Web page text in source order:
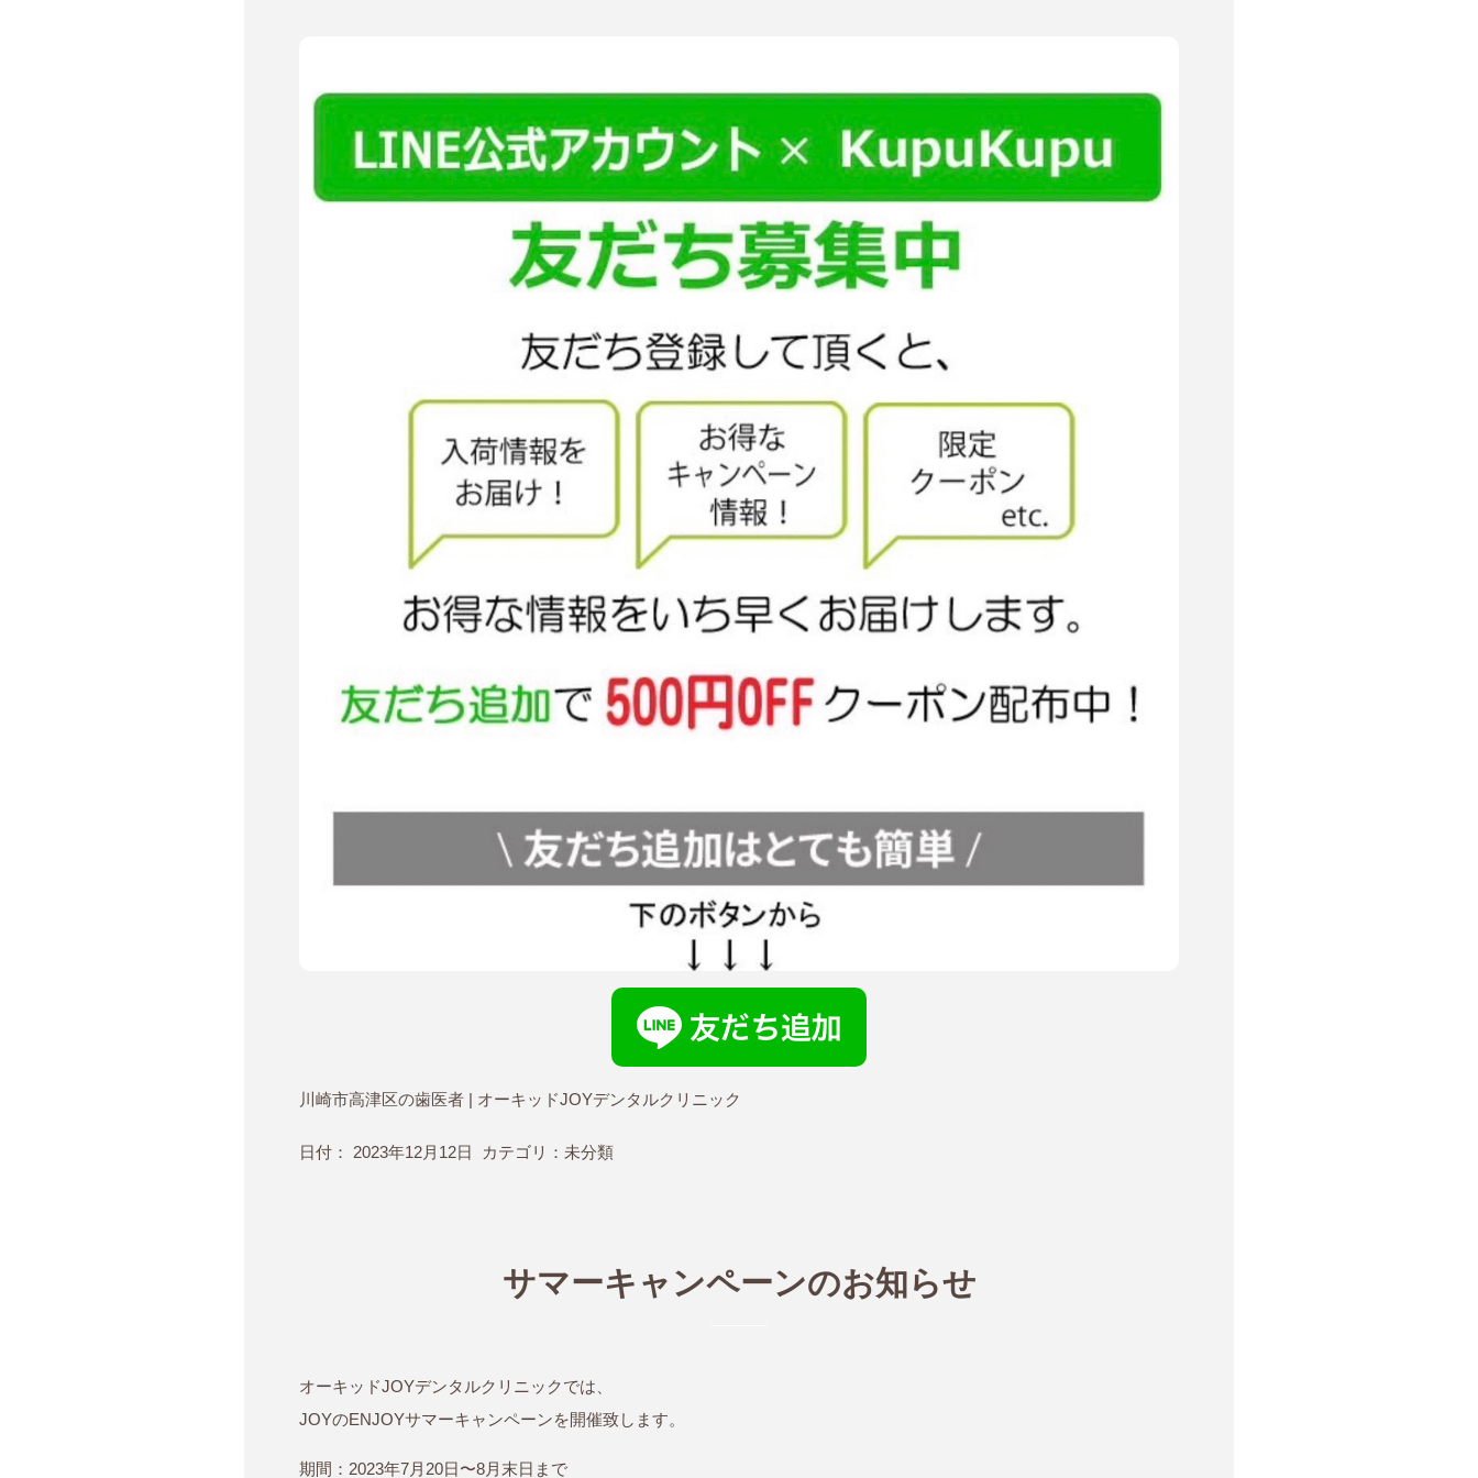
川崎市高津区の歯医者 | オーキッドJOYデンタルクリニック
日付： 2023年12月12日 カテゴリ： 未分類
サマーキャンペーンのお知らせ
オーキッドJOYデンタルクリニックでは、
JOYのENJOYサマーキャンペーンを開催致します。
期間：2023年7月20日〜8月末日まで